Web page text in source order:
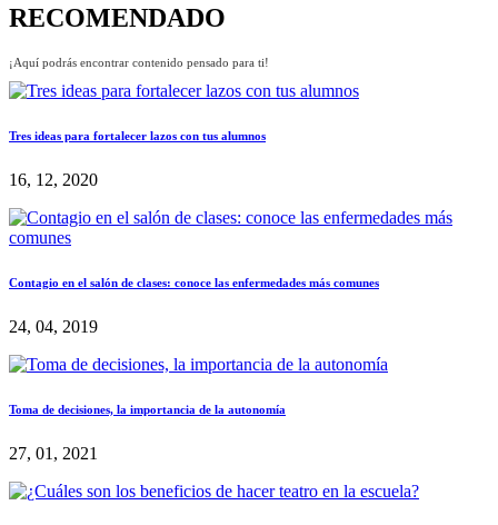
RECOMENDADO
¡Aquí podrás encontrar contenido pensado para ti!
Tres ideas para fortalecer lazos con tus alumnos
16, 12, 2020
Contagio en el salón de clases: conoce las enfermedades más comunes
24, 04, 2019
Toma de decisiones, la importancia de la autonomía
27, 01, 2021